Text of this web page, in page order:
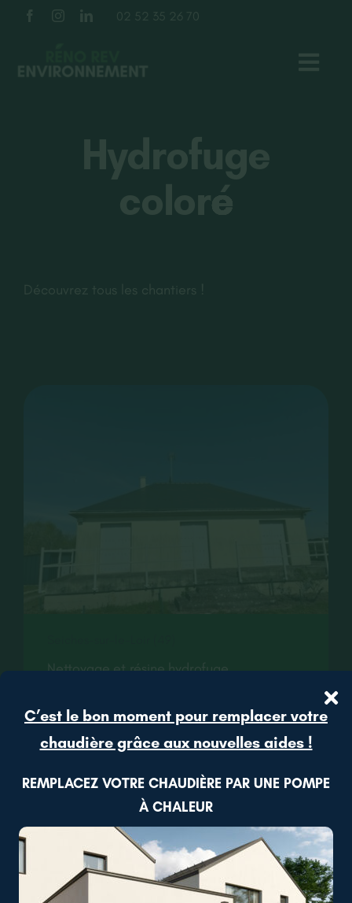
Passer
02 52 35 26 70
Hydrofuge
coloré
Découvrez tous les chantiers !
Nettoyage et résine hydrofuge
sur-le-Loir
Lire plus
C’est le bon moment pour remplacer votre
chaudière grâce aux nouvelles aides !
REMPLACEZ VOTRE CHAUDIÈRE PAR UNE POMPE
À CHALEUR